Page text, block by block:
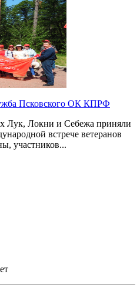
Псковского ОК КПРФ
Лук, Локни и Себежа приняли
встрече ветеранов
участников...